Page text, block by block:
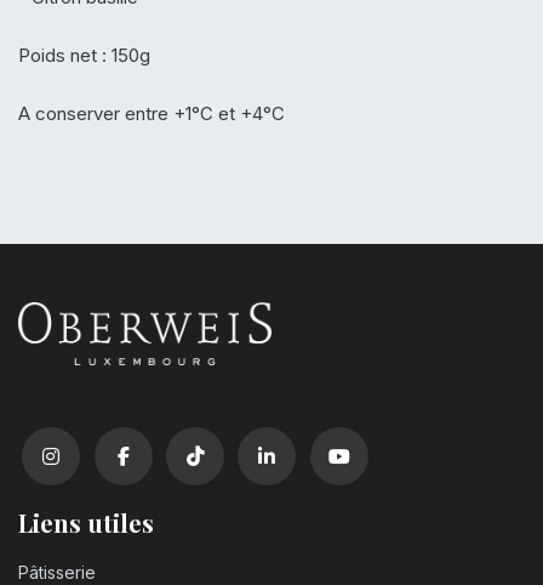
Poids net : 150g
A conserver entre +1°C et +4°C
Liens utiles
Pâtisserie